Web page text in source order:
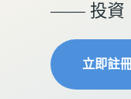
—— 投資
立即註